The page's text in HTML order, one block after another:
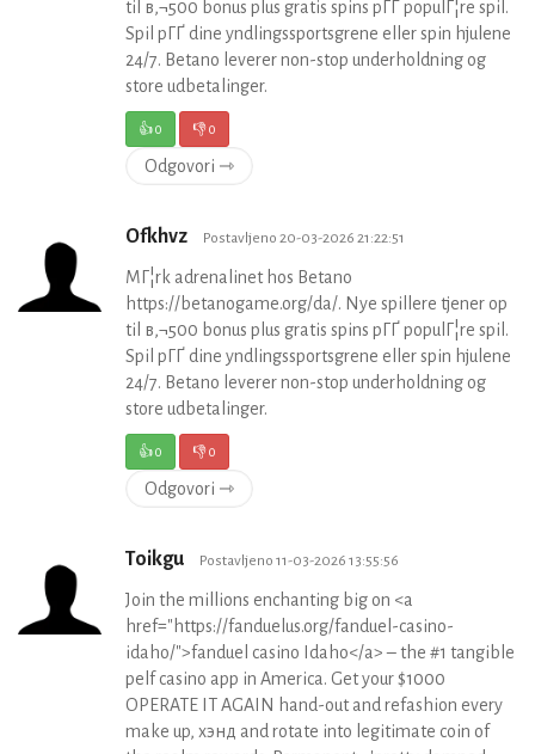
til в‚¬500 bonus plus gratis spins pГҐ populГ¦re spil.
Spil pГҐ dine yndlingssportsgrene eller spin hjulene
24/7. Betano leverer non-stop underholdning og
store udbetalinger.
👍0 👎0
Odgovori ⇾
Ofkhvz Postavljeno 20-03-2026 21:22:51
MГ¦rk adrenalinet hos Betano
https://betanogame.org/da/. Nye spillere tjener op
til в‚¬500 bonus plus gratis spins pГҐ populГ¦re spil.
Spil pГҐ dine yndlingssportsgrene eller spin hjulene
24/7. Betano leverer non-stop underholdning og
store udbetalinger.
👍0 👎0
Odgovori ⇾
Toikgu Postavljeno 11-03-2026 13:55:56
Join the millions enchanting big on <a
href="https://fanduelus.org/fanduel-casino-
idaho/">fanduel casino Idaho</a> – the #1 tangible
pelf casino app in America. Get your $1000
OPERATE IT AGAIN hand-out and refashion every
make up, хэнд and rotate into legitimate coin of